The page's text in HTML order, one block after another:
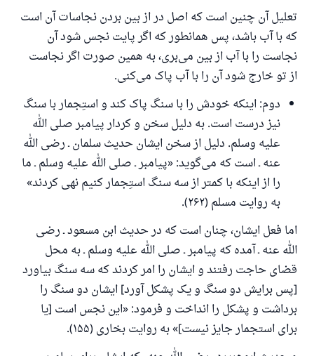
تعلیل آن چنین است که اصل در از بین بردن نجاسات آن است
که با آب باشد، پس همانطور که اگر پایت نجس شود آن
نجاست را با آب از بین می‌بری، به همین صورت اگر نجاست
از تو خارج شود آن را با آب پاک می‌کنی.
دوم: اینکه خودش را با سنگ پاک کند و استجمار با سنگ
نیز درست است. به دلیل سخن و کردار پیامبر صلی الله
علیه وسلم. دلیل از سخن ایشان حدیث سلمان ـ رضی الله
عنه ـ است که می‌گوید: «پیامبر ـ صلی الله علیه وسلم ـ ما
را از اینکه با کمتر از سه سنگ استِجمار کنیم نهی کردند»
به روایت مسلم (۲۶۲).
اما فعل ایشان، چنان است که در حدیث ابن مسعود ـ رضی
الله عنه ـ آمده که پیامبر ـ صلی الله علیه وسلم ـ به محل
قضای حاجت رفتند و ایشان را امر کردند که سه سنگ بیاورد
[پس برایش دو سنگ و یک پشکل آورد] ایشان دو سنگ را
برداشت و پشکل را انداخت و فرمود: «این نجس است [یا
برای استجمار جایز نیست]» به روایت بخاری (۱۵۵).
پاسخ شمارهٔ ۱۱۰۸۴۵ یک زندگی زناشویی
را نجات داد.
از پرسش تا پاسخ، کمک مالی شما «اسلام سوال و جواب» را
یاری می‌دهد.
رسول الله صلی الله علیه وسلم می‌فرماید
آنکه به سوی خیری راهنمایی کند مانند پاداش انجام
دهنده‌اش را خواهد داشت
(مسلم: ۱۸۹۳)